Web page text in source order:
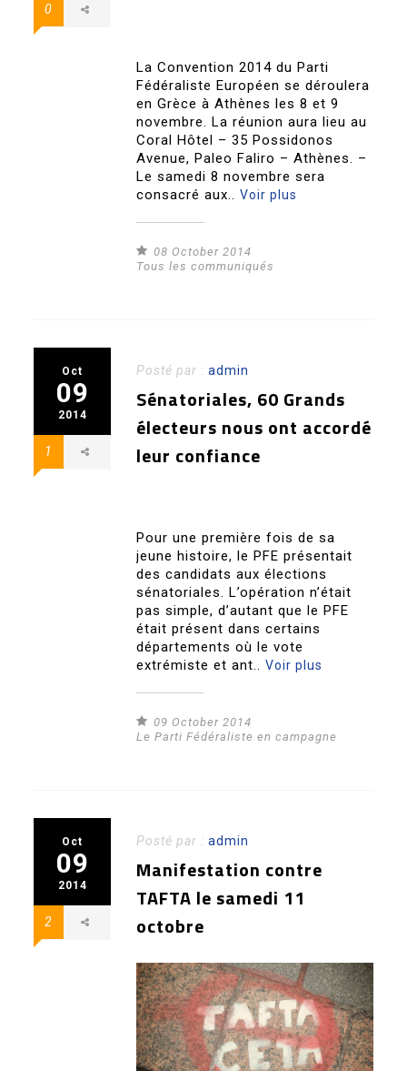
0
La Convention 2014 du Parti
Fédéraliste Européen se déroulera
en Grèce à Athènes les 8 et 9
novembre. La réunion aura lieu au
Coral Hôtel – 35 Possidonos
Avenue, Paleo Faliro – Athènes. –
Le samedi 8 novembre sera
consacré aux..Voir plus
08 October 2014
Tous les communiqués
Oct
09
2014
1
Posté par :admin
Sénatoriales, 60 Grands
électeurs nous ont accordé
leur confiance
Pour une première fois de sa
jeune histoire, le PFE présentait
des candidats aux élections
sénatoriales. L’opération n’était
pas simple, d’autant que le PFE
était présent dans certains
départements où le vote
extrémiste et ant..Voir plus
09 October 2014
Le Parti Fédéraliste en campagne
Oct
09
2014
2
Posté par :admin
Manifestation contre
TAFTA le samedi 11
octobre